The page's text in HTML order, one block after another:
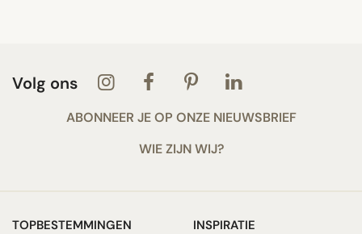
Volg ons
ABONNEER JE OP ONZE NIEUWSBRIEF
WIE ZIJN WIJ?
TOPBESTEMMINGEN
INSPIRATIE